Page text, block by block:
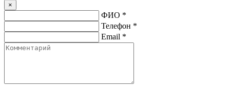
×
ФИО *
Телефон *
Email *